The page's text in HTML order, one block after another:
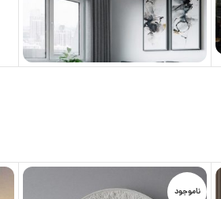
ناموجود